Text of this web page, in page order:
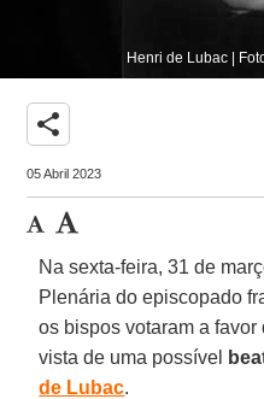
Henri de Lubac |
share
05 Abril 2023
Na sexta-feira, 31 de
Plenária do episcopado
os bispos votaram a
vista de uma possível
de Lubac.